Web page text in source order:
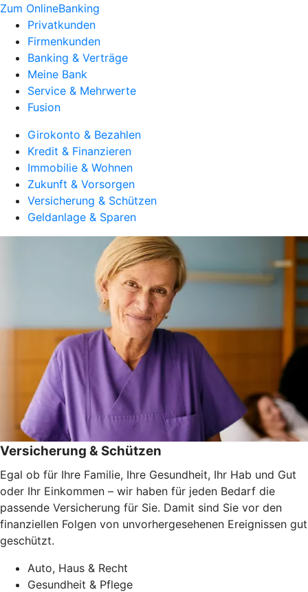
Zum OnlineBanking
Privatkunden
Firmenkunden
Banking & Verträge
Meine Bank
Service & Mehrwerte
Fusion
Girokonto & Bezahlen
Kredit & Finanzieren
Immobilie & Wohnen
Zukunft & Vorsorgen
Versicherung & Schützen
Geldanlage & Sparen
Versicherung & Schützen
Egal ob für Ihre Familie, Ihre Gesundheit, Ihr Hab und Gut
oder Ihr Einkommen – wir haben für jeden Bedarf die
passende Versicherung für Sie. Damit sind Sie vor den
finanziellen Folgen von unvorhergesehenen Ereignissen gut
geschützt.
Auto, Haus & Recht
Gesundheit & Pflege